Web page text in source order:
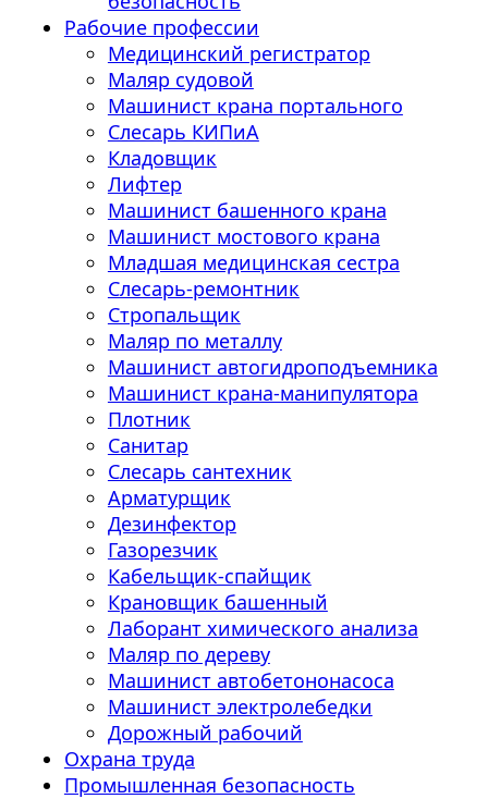
Рабочие профессии
Медицинский регистратор
Маляр судовой
Машинист крана портального
Слесарь КИПиА
Кладовщик
Лифтер
Машинист башенного крана
Машинист мостового крана
Младшая медицинская сестра
Слесарь-ремонтник
Стропальщик
Маляр по металлу
Машинист автогидроподъемника
Машинист крана-манипулятора
Плотник
Санитар
Слесарь сантехник
Арматурщик
Дезинфектор
Газорезчик
Кабельщик-спайщик
Крановщик башенный
Лаборант химического анализа
Маляр по дереву
Машинист автобетононасоса
Машинист электролебедки
Дорожный рабочий
Охрана труда
Промышленная безопасность